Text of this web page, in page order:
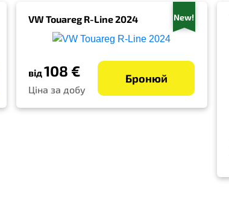
VW Touareg R-Line 2024 New!
від108 €
Ціна за добу
Бронюй